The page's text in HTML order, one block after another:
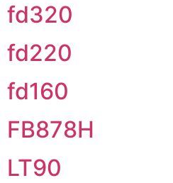
fd320
fd220
fd160
FB878H
LT90